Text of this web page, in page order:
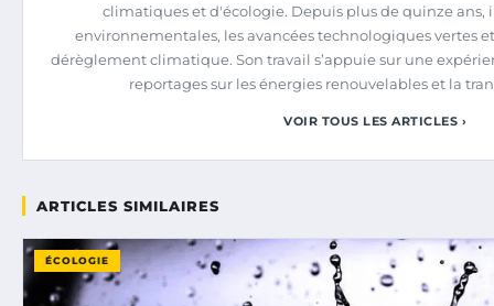
climatiques et d'écologie. Depuis plus de quinze ans,
environnementales, les avancées technologiques vertes
dérèglement climatique. Son travail s’appuie sur une
reportages sur les énergies renouvelables et la
VOIR TOUS LES ARTICLES ›
ARTICLES SIMILAIRES
ÉCOLOGIE